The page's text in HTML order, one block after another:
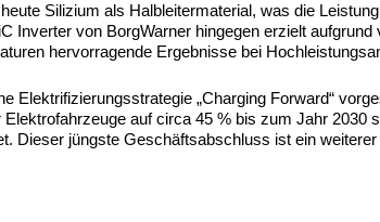
Silizium als Halbleitermaterial, was die
Inverter von BorgWarner hingegen erzielt
hervorragende Ergebnisse bei
Elektrifizierungsstrategie „Charging Forward“
auf circa 45 % bis zum Jahr 2030
Dieser jüngste Geschäftsabschluss ist ein